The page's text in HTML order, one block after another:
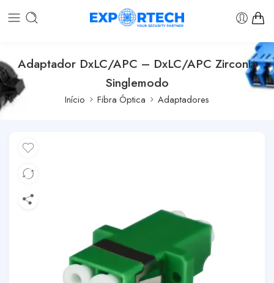
Adaptador DxLC/APC – DxLC/APC Zirconia
Singlemodo
Início Fibra Óptica Adaptadores